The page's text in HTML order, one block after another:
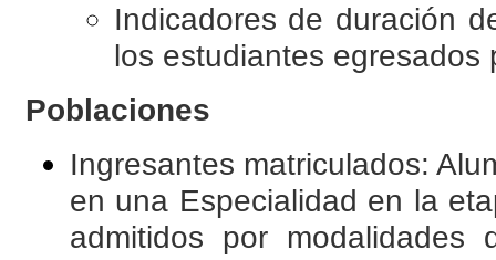
Indicadores de duración
los estudiantes egresados
Poblaciones
Ingresantes matriculados:
en una Especialidad en la
admitidos por modalidades